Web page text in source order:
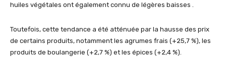
huiles végétales ont également connu de légères baisses .
Toutefois, cette tendance a été atténuée par la hausse des prix
de certains produits, notamment les agrumes frais (+25,7 %), les
produits de boulangerie (+2,7 %) et les épices (+2,4 %).